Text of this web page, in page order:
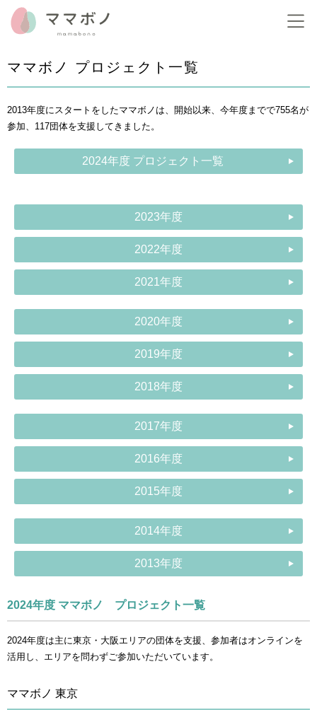
ママボノ プロジェクト一覧
2013年度にスタートをしたママボノは、開始以来、今年度までで755名が
参加、117団体を支援してきました。
2024年度 プロジェクト一覧
2023年度
2022年度
2021年度
2020年度
2019年度
2018年度
2017年度
2016年度
2015年度
2014年度
2013年度
2024年度 ママボノ プロジェクト一覧
2024年度は主に東京・大阪エリアの団体を支援、参加者はオンラインを
活用し、エリアを問わずご参加いただいています。
ママボノ 東京